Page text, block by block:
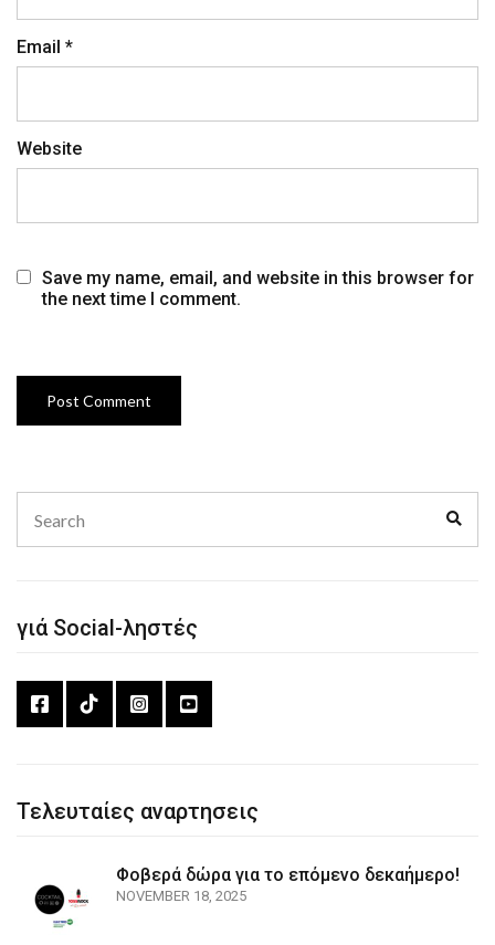
Email *
Website
Save my name, email, and website in this browser for
the next time I comment.
for:
γιά Social-ληστές
Τελευταίες αναρτησεις
Φοβερά δώρα για το επόμενο δεκαήμερο!
NOVEMBER 18, 2025